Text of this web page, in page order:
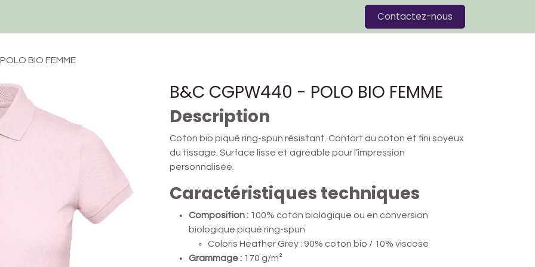
Contactez-nous
BIO FEMME
B&C CGPW440 - POLO BIO FEMME
Description
Coton bio piqué ring-spun résistant. Confort du coton et fini soyeux
du tissage. Surface lisse et agréable pour l’impression
personnalisée.
Caractéristiques techniques
Composition : 100% coton biologique ou en conversion
biologique piqué ring-spun
Coloris Heather Grey : 90% coton bio / 10% viscose
Grammage : 170 g/m²